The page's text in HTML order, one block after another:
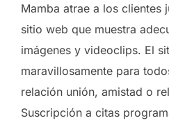
Mamba atrae a los clientes
sitio web que muestra
imágenes y videoclips. El
maravillosamente para
relación unión, amistad o
Suscripción a citas